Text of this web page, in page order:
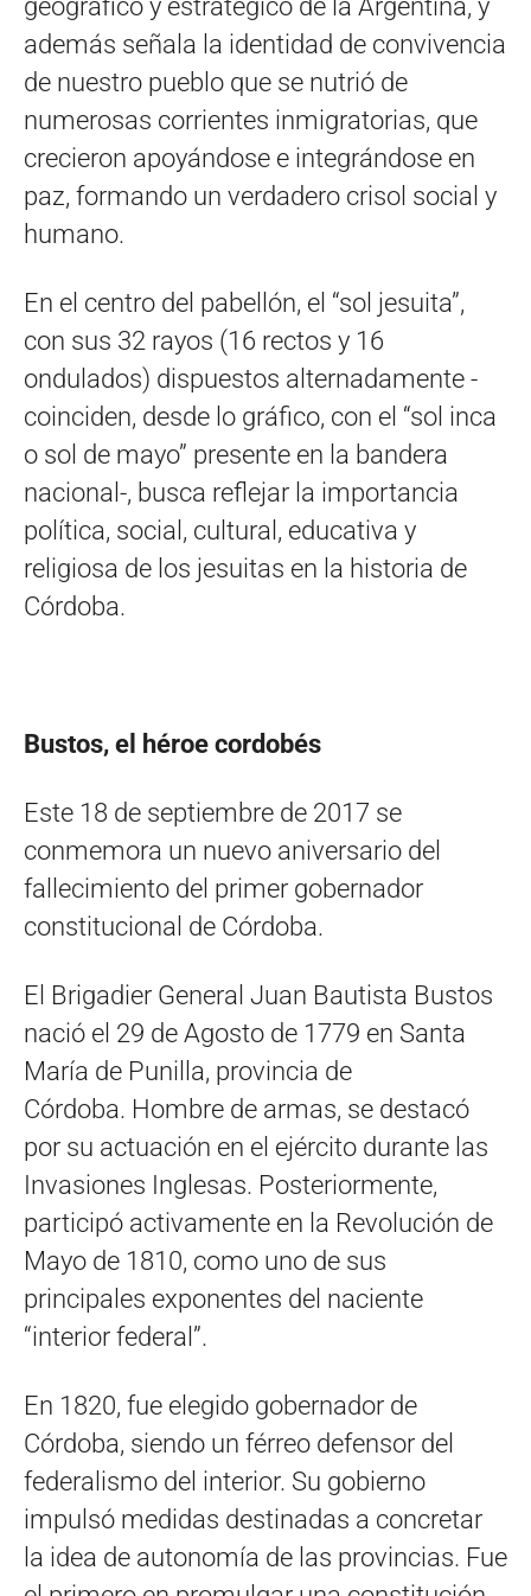
geográfico y estratégico de la Argentina, y
además señala la identidad de convivencia
de nuestro pueblo que se nutrió de
numerosas corrientes inmigratorias, que
crecieron apoyándose e integrándose en
paz, formando un verdadero crisol social y
humano.
En el centro del pabellón, el “sol jesuita”,
con sus 32 rayos (16 rectos y 16
ondulados) dispuestos alternadamente -
coinciden, desde lo gráfico, con el “sol inca
o sol de mayo” presente en la bandera
nacional-, busca reflejar la importancia
política, social, cultural, educativa y
religiosa de los jesuitas en la historia de
Córdoba.
Bustos, el héroe cordobés
Este 18 de septiembre de 2017 se
conmemora un nuevo aniversario del
fallecimiento del primer gobernador
constitucional de Córdoba.
El Brigadier General Juan Bautista Bustos
nació el 29 de Agosto de 1779 en Santa
María de Punilla, provincia de
Córdoba. Hombre de armas, se destacó
por su actuación en el ejército durante las
Invasiones Inglesas. Posteriormente,
participó activamente en la Revolución de
Mayo de 1810, como uno de sus
principales exponentes del naciente
“interior federal”.
En 1820, fue elegido gobernador de
Córdoba, siendo un férreo defensor del
federalismo del interior. Su gobierno
impulsó medidas destinadas a concretar
la idea de autonomía de las provincias. Fue